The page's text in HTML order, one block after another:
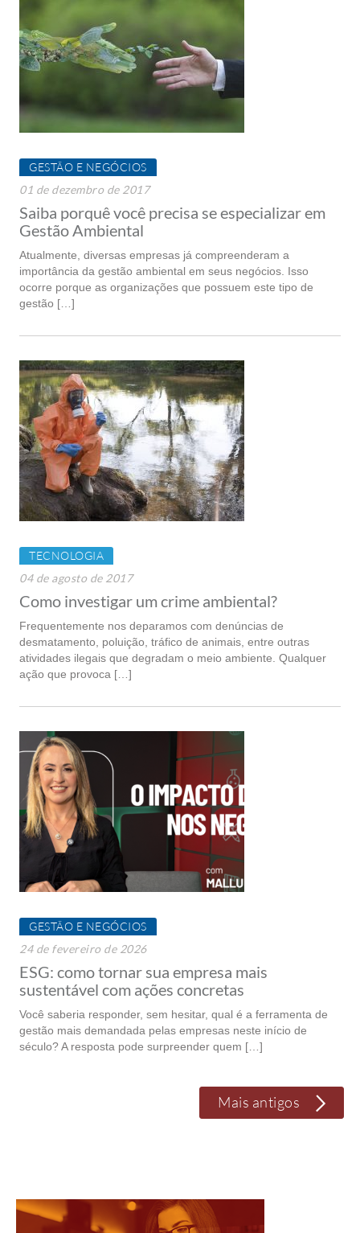
GESTÃO E NEGÓCIOS
01 de dezembro de 2017
Saiba porquê você precisa se especializar em
Gestão Ambiental
Atualmente, diversas empresas já compreenderam a
importância da gestão ambiental em seus negócios. Isso
ocorre porque as organizações que possuem este tipo de
gestão […]
TECNOLOGIA
04 de agosto de 2017
Como investigar um crime ambiental?
Frequentemente nos deparamos com denúncias de
desmatamento, poluição, tráfico de animais, entre outras
atividades ilegais que degradam o meio ambiente. Qualquer
ação que provoca […]
GESTÃO E NEGÓCIOS
24 de fevereiro de 2026
ESG: como tornar sua empresa mais
sustentável com ações concretas
Você saberia responder, sem hesitar, qual é a ferramenta de
gestão mais demandada pelas empresas neste início de
século? A resposta pode surpreender quem […]
Mais antigos